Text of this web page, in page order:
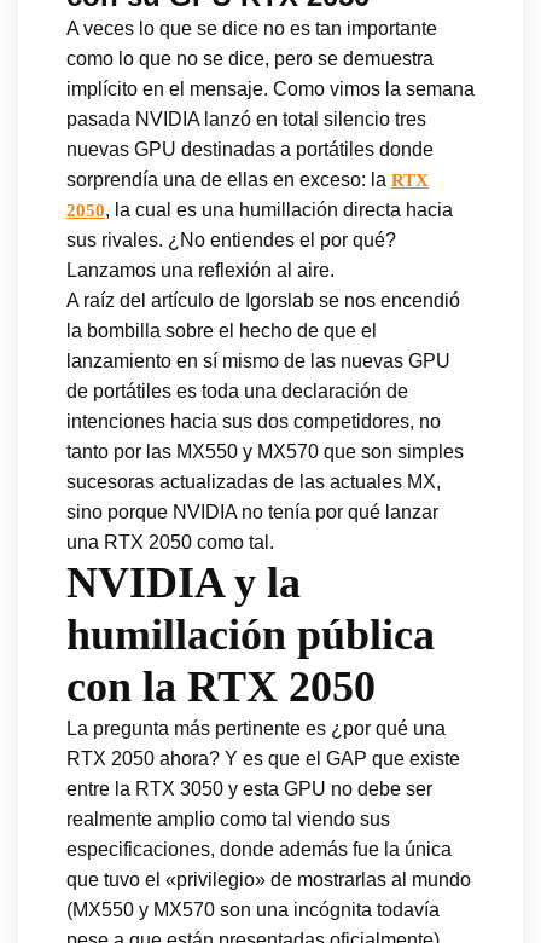
A veces lo que se dice no es tan importante
como lo que no se dice, pero se demuestra
implícito en el mensaje. Como vimos la semana
pasada NVIDIA lanzó en total silencio tres
nuevas GPU destinadas a portátiles donde
sorprendía una de ellas en exceso: la RTX
2050, la cual es una humillación directa hacia
sus rivales. ¿No entiendes el por qué?
Lanzamos una reflexión al aire.
A raíz del artículo de Igorslab se nos encendió
la bombilla sobre el hecho de que el
lanzamiento en sí mismo de las nuevas GPU
de portátiles es toda una declaración de
intenciones hacia sus dos competidores, no
tanto por las MX550 y MX570 que son simples
sucesoras actualizadas de las actuales MX,
sino porque NVIDIA no tenía por qué lanzar
una RTX 2050 como tal.
NVIDIA y la
humillación pública
con la RTX 2050
La pregunta más pertinente es ¿por qué una
RTX 2050 ahora? Y es que el GAP que existe
entre la RTX 3050 y esta GPU no debe ser
realmente amplio como tal viendo sus
especificaciones, donde además fue la única
que tuvo el «privilegio» de mostrarlas al mundo
(MX550 y MX570 son una incógnita todavía